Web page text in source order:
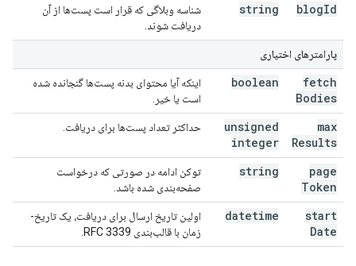
blogId
string
شناسه وبلاگی که قرار است پست‌ها از آن
دریافت شوند.
پارامترهای اختیاری
fetch
Bodies
boolean
اینکه آیا محتوای بدنه پست‌ها گنجانده شده
است یا خیر.
max
Results
unsigned
integer
حداکثر تعداد پست‌ها برای دریافت.
page
Token
string
توکن ادامه در صورتی که درخواست
صفحه‌بندی شده باشد.
start
Date
datetime
اولین تاریخ ارسال برای دریافت، یک تاریخ-
زمان با قالب‌بندی RFC 3339.